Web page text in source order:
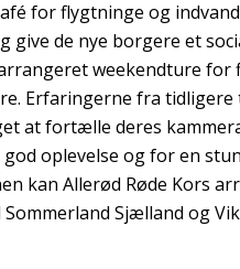
for flygtninge og
give de nye borgere et
weekendture
Erfaringerne fra
at fortælle deres
oplevelse og for en
kan Allerød Røde Kors
Sjælland og